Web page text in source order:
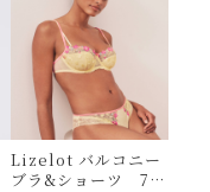
Lizelot バルコニー
ブラ&ショーツ 70